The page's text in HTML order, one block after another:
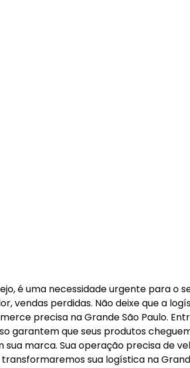
é uma necessidade urgente para o
vendas perdidas. Não deixe que a
precisa na Grande São Paulo.
garantem que seus produtos
marca. Sua operação precisa de
sua logística na